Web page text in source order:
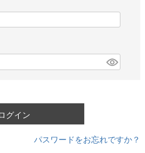
グイン
パスワードをお忘れですか？